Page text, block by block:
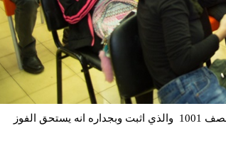
نبارك للصفوف المتأهلة وصولهم للمرحلة النهائية ونهنئ بشكل خاص الصف 1001 والذي اثبت وبجداره انه يستحق الفوز